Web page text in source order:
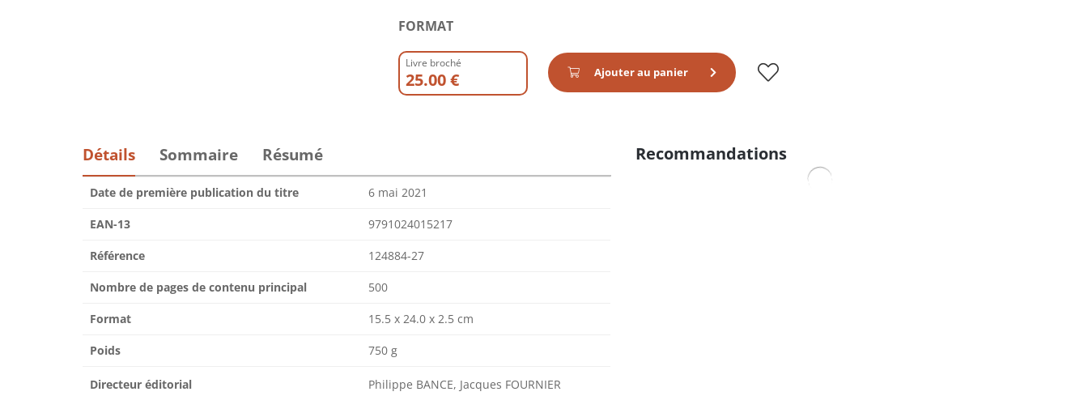
FORMAT
Livre broché
25.00 € Ajouter au panier
Détails Sommaire Résumé
Date de première publication du titre 6 mai 2021
EAN-13 9791024015217
Référence 124884-27
Nombre de pages de contenu principal 500
Format 15.5 x 24.0 x 2.5 cm
Poids 750 g
Directeur éditorial Philippe BANCE, Jacques FOURNIER
Recommandations